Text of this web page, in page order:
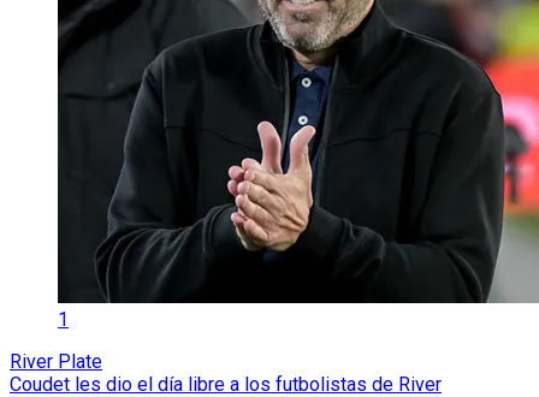
1
River Plate
Coudet les dio el día libre a los futbolistas de River